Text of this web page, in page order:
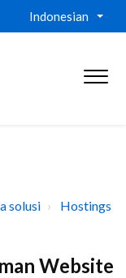
Indonesian
solusi
Hostings
Website